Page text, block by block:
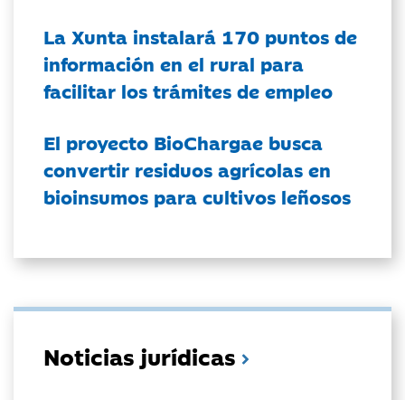
La Xunta instalará 170 puntos de
información en el rural para
facilitar los trámites de empleo
El proyecto BioChargae busca
convertir residuos agrícolas en
bioinsumos para cultivos leñosos
Noticias jurídicas